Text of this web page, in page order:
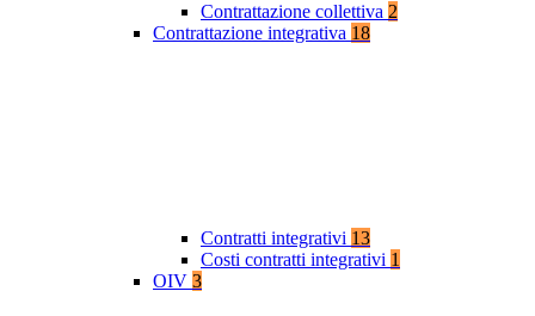
Contrattazione collettiva 2
Contrattazione integrativa 18
Contratti integrativi 13
Costi contratti integrativi 1
OIV 3